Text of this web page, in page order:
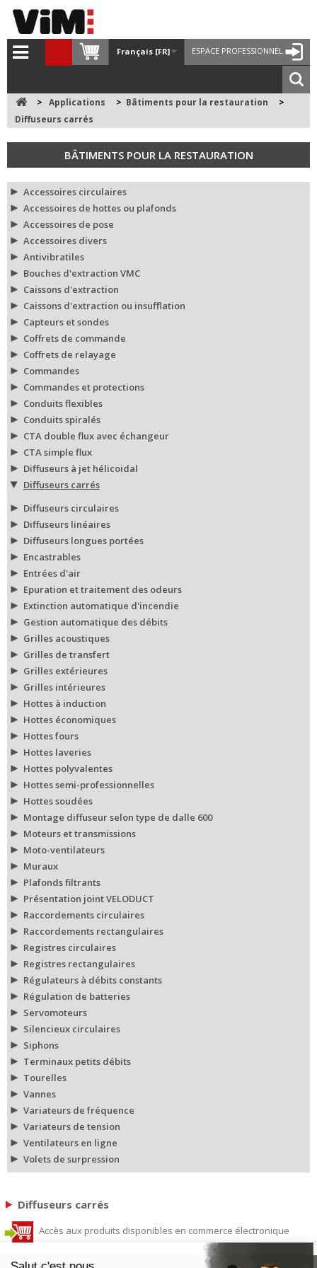
ESPACE PROFESSIONNEL
Français [FR]
> Applications > Bâtiments pour la restauration
>
Diffuseurs carrés
BÂTIMENTS POUR LA RESTAURATION
Accessoires circulaires
Accessoires de hottes ou plafonds
Accessoires de pose
Accessoires divers
Antivibratiles
Bouches d'extraction VMC
Caissons d'extraction
Caissons d'extraction ou insufflation
Capteurs et sondes
Coffrets de commande
Coffrets de relayage
Commandes
Commandes et protections
Conduits flexibles
Conduits spiralés
CTA double flux avec échangeur
CTA simple flux
Diffuseurs à jet hélicoidal
Diffuseurs carrés
Diffuseurs circulaires
Diffuseurs linéaires
Diffuseurs longues portées
Encastrables
Entrées d'air
Epuration et traitement des odeurs
Extinction automatique d'incendie
Gestion automatique des débits
Grilles acoustiques
Grilles de transfert
Grilles extérieures
Grilles intérieures
Hottes à induction
Hottes économiques
Hottes fours
Hottes laveries
Hottes polyvalentes
Hottes semi-professionnelles
Hottes soudées
Montage diffuseur selon type de dalle 600
Moteurs et transmissions
Moto-ventilateurs
Muraux
Plafonds filtrants
Présentation joint VELODUCT
Raccordements circulaires
Raccordements rectangulaires
Registres circulaires
Registres rectangulaires
Régulateurs à débits constants
Régulation de batteries
Servomoteurs
Silencieux circulaires
Siphons
Terminaux petits débits
Tourelles
Vannes
Variateurs de fréquence
Variateurs de tension
Ventilateurs en ligne
Volets de surpression
Diffuseurs carrés
Accès aux produits disponibles en commerce électronique